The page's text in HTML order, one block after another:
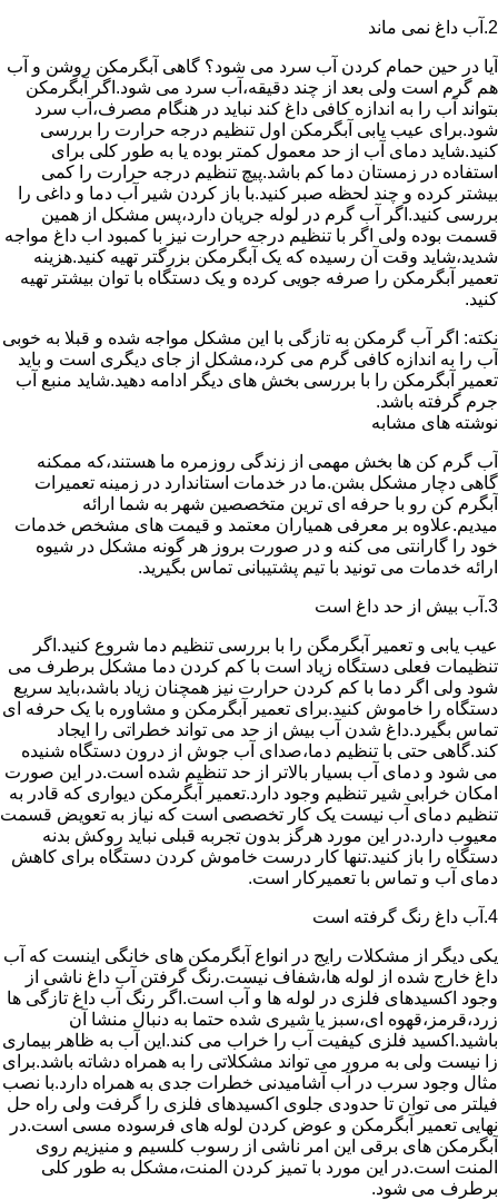
2.آب داغ نمی ماند
آیا در حین حمام کردن آب سرد می شود؟ گاهی آبگرمکن روشن و آب
هم گرم است ولی بعد از چند دقیقه،آب سرد می شود.اگر آبگرمکن
بتواند آب را به اندازه کافی داغ کند نباید در هنگام مصرف،آب سرد
شود.برای عیب یابی آبگرمکن اول تنظیم درجه حرارت را بررسی
کنید.شاید دمای آب از حد معمول کمتر بوده یا به طور کلی برای
استفاده در زمستان دما کم باشد.پیچ تنظیم درجه حرارت را کمی
بیشتر کرده و چند لحظه صبر کنید.با باز کردن شیر آب دما و داغی را
بررسی کنید.اگر آب گرم در لوله جریان دارد،پس مشکل از همین
قسمت بوده ولی اگر با تنظیم درجه حرارت نیز با کمبود اب داغ مواجه
شدید،شاید وقت آن رسیده که یک آبگرمکن بزرگتر تهیه کنید.هزینه
تعمیر آبگرمکن را صرفه جویی کرده و یک دستگاه با توان بیشتر تهیه
کنید.
نکته: اگر آب گرمکن به تازگی با این مشکل مواجه شده و قبلا به خوبی
آب را به اندازه کافی گرم می کرد،مشکل از جای دیگری است و باید
تعمیر آبگرمکن را با بررسی بخش های دیگر ادامه دهید.شاید منبع آب
جرم گرفته باشد.
نوشته های مشابه
آب گرم کن ها بخش مهمی از زندگی روزمره ما هستند،که ممکنه
گاهی دچار مشکل بشن.ما در خدمات استاندارد در زمینه تعمیرات
آبگرم کن رو با حرفه ای ترین متخصصین شهر به شما ارائه
میدیم.علاوه بر معرفی همیاران معتمد و قیمت های مشخص خدمات
خود را گارانتی می کنه و در صورت بروز هر گونه مشکل در شیوه
ارائه خدمات می تونید با تیم پشتیبانی تماس بگیرید.
3.آب بیش از حد داغ است
عیب یابی و تعمیر آبگرمگن را با بررسی تنظیم دما شروع کنید.اگر
تنظیمات فعلی دستگاه زیاد است با کم کردن دما مشکل برطرف می
شود ولی اگر دما با کم کردن حرارت نیز همچنان زیاد باشد،باید سریع
دستگاه را خاموش کنید.برای تعمیر آبگرمکن و مشاوره با یک حرفه ای
تماس بگیرد.داغ شدن آب بیش از حد می تواند خطراتی را ایجاد
کند.گاهی حتی با تنظیم دما،صدای آب جوش از درون دستگاه شنیده
می شود و دمای آب بسیار بالاتر از حد تنظیم شده است.در این صورت
امکان خرابی شیر تنظیم وجود دارد.تعمیر آبگرمکن دیواری که قادر به
تنظیم دمای آب نیست یک کار تخصصی است که نیاز به تعویض قسمت
معیوب دارد.در این مورد هرگز بدون تجربه قبلی نباید روکش بدنه
دستگاه را باز کنید.تنها کار درست خاموش کردن دستگاه برای کاهش
دمای آب و تماس با تعمیرکار است.
4.آب داغ رنگ گرفته است
یکی دیگر از مشکلات رایج در انواع آبگرمکن های خانگی اینست که آب
داغ خارج شده از لوله ها،شفاف نیست.رنگ گرفتن آب داغ ناشی از
وجود اکسیدهای فلزی در لوله ها و آب است.اگر رنگ آب داغ تازگی ها
زرد،قرمز،قهوه ای،سبز یا شیری شده حتما به دنبال منشا آن
باشید.اکسید فلزی کیفیت آب را خراب می کند.این آب به ظاهر بیماری
زا نیست ولی به مرور می تواند مشکلاتی را به همراه دشاته باشد.برای
مثال وجود سرب در آب آشامیدنی خطرات جدی به همراه دارد.با نصب
فیلتر می توان تا حدودی جلوی اکسیدهای فلزی را گرفت ولی راه حل
نهایی تعمیر آبگرمکن و عوض کردن لوله های فرسوده مسی است.در
آبگرمکن های برقی این امر ناشی از رسوب کلسیم و منیزیم روی
المنت است.در این مورد با تمیز کردن المنت،مشکل به طور کلی
برطرف می شود.